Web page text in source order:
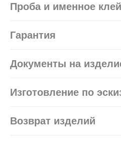
Проба и именное
Гарантия
Документы на
Изготовление по
Возврат изделий